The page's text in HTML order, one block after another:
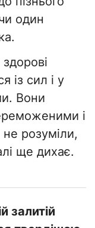
один
із сил і у
Вони
і
розуміли,
ще дихає.
залитій